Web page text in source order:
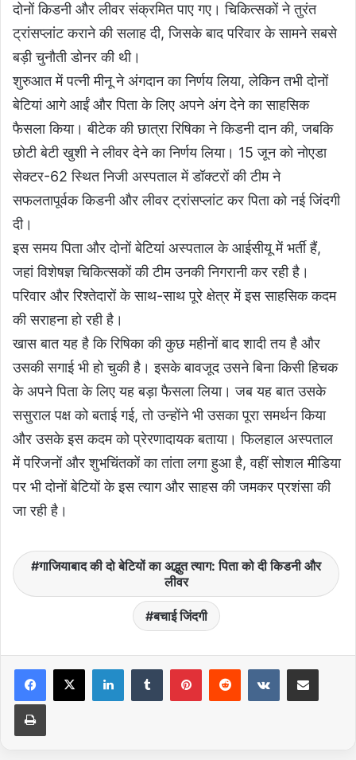
दोनों किडनी और लीवर संक्रमित पाए गए। चिकित्सकों ने तुरंत
ट्रांसप्लांट कराने की सलाह दी, जिसके बाद परिवार के सामने सबसे
बड़ी चुनौती डोनर की थी।
शुरुआत में पत्नी मीनू ने अंगदान का निर्णय लिया, लेकिन तभी दोनों
बेटियां आगे आईं और पिता के लिए अपने अंग देने का साहसिक
फैसला किया। बीटेक की छात्रा रिषिका ने किडनी दान की, जबकि
छोटी बेटी खुशी ने लीवर देने का निर्णय लिया। 15 जून को नोएडा
सेक्टर-62 स्थित निजी अस्पताल में डॉक्टरों की टीम ने
सफलतापूर्वक किडनी और लीवर ट्रांसप्लांट कर पिता को नई जिंदगी
दी।
इस समय पिता और दोनों बेटियां अस्पताल के आईसीयू में भर्ती हैं,
जहां विशेषज्ञ चिकित्सकों की टीम उनकी निगरानी कर रही है।
परिवार और रिश्तेदारों के साथ-साथ पूरे क्षेत्र में इस साहसिक कदम
की सराहना हो रही है।
खास बात यह है कि रिषिका की कुछ महीनों बाद शादी तय है और
उसकी सगाई भी हो चुकी है। इसके बावजूद उसने बिना किसी हिचक
के अपने पिता के लिए यह बड़ा फैसला लिया। जब यह बात उसके
ससुराल पक्ष को बताई गई, तो उन्होंने भी उसका पूरा समर्थन किया
और उसके इस कदम को प्रेरणादायक बताया। फिलहाल अस्पताल
में परिजनों और शुभचिंतकों का तांता लगा हुआ है, वहीं सोशल मीडिया
पर भी दोनों बेटियों के इस त्याग और साहस की जमकर प्रशंसा की
जा रही है।
गाजियाबाद की दो बेटियों का अद्भुत त्याग: पिता को दी किडनी और
लीवर
बचाई जिंदगी